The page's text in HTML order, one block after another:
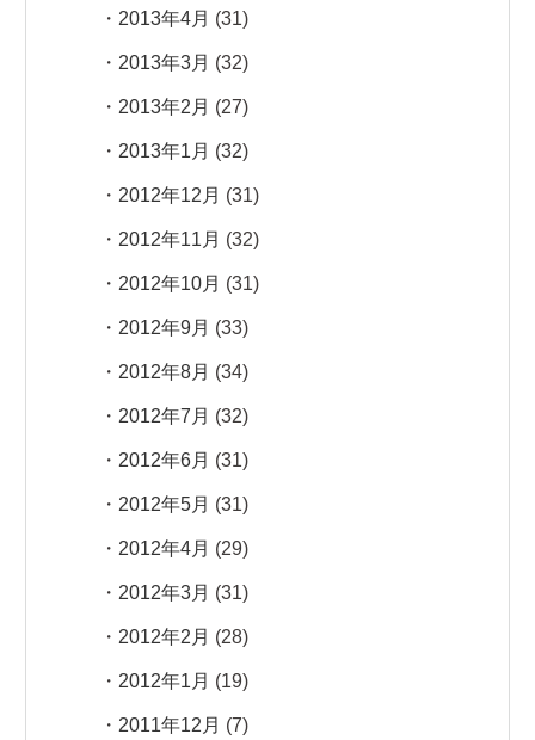
2013年4月 (31)
2013年3月 (32)
2013年2月 (27)
2013年1月 (32)
2012年12月 (31)
2012年11月 (32)
2012年10月 (31)
2012年9月 (33)
2012年8月 (34)
2012年7月 (32)
2012年6月 (31)
2012年5月 (31)
2012年4月 (29)
2012年3月 (31)
2012年2月 (28)
2012年1月 (19)
2011年12月 (7)